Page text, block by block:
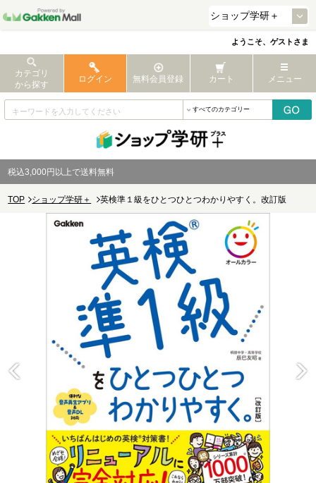
ようこそ、ゲストさま
カテゴリ
から探す
ログイン 無料会員登録 カート メニュー
税込3,000円以上で送料無料
TOP ショップ学研＋ 英検準１級をひとつひとつわかりやすく。改訂版